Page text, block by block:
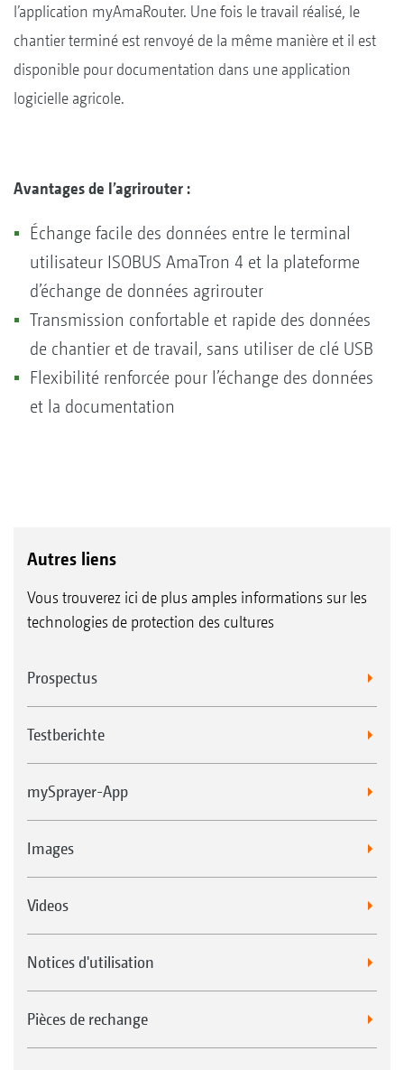
l’application myAmaRouter. Une fois le travail réalisé, le
chantier terminé est renvoyé de la même manière et il est
disponible pour documentation dans une application
logicielle agricole.
Avantages de l’agrirouter :
Échange facile des données entre le terminal
utilisateur ISOBUS AmaTron 4 et la plateforme
d’échange de données agrirouter
Transmission confortable et rapide des données
de chantier et de travail, sans utiliser de clé USB
Flexibilité renforcée pour l’échange des données
et la documentation
Autres liens
Vous trouverez ici de plus amples informations sur les
technologies de protection des cultures
Prospectus
Testberichte
mySprayer-App
Images
Videos
Notices d'utilisation
Pièces de rechange